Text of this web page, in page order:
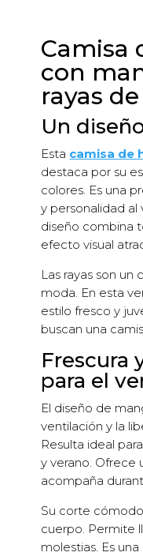
Camisa
con
rayas
Un
Esta camisa de
destaca por su
colores. Es una
y personalidad al
diseño combina
efecto visual
Las rayas son un
moda. En esta
estilo fresco y
buscan una
Frescura
para el
El diseño de
ventilación y la
Resulta ideal
y verano. Ofrece
acompaña
Su corte
cuerpo. Permite
molestias. Es